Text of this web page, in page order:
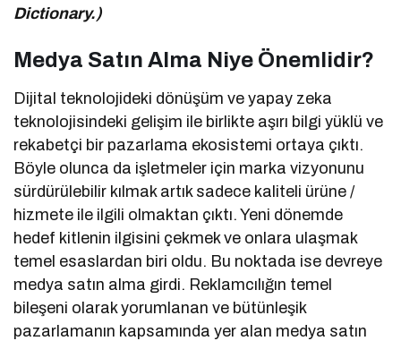
Dictionary.)
Medya Satın Alma Niye Önemlidir?
Dijital teknolojideki dönüşüm ve yapay zeka
teknolojisindeki gelişim ile birlikte aşırı bilgi yüklü ve
rekabetçi bir pazarlama ekosistemi ortaya çıktı.
Böyle olunca da işletmeler için marka vizyonunu
sürdürülebilir kılmak artık sadece kaliteli ürüne /
hizmete ile ilgili olmaktan çıktı. Yeni dönemde
hedef kitlenin ilgisini çekmek ve onlara ulaşmak
temel esaslardan biri oldu. Bu noktada ise devreye
medya satın alma girdi. Reklamcılığın temel
bileşeni olarak yorumlanan ve bütünleşik
pazarlamanın kapsamında yer alan medya satın